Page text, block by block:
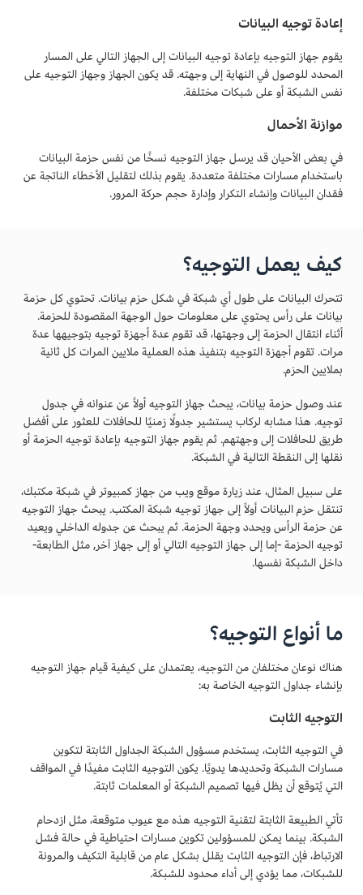
إعادة توجيه البيانات
يقوم جهاز التوجيه بإعادة توجيه البيانات إلى الجهاز التالي على المسار
المحدد للوصول في النهاية إلى وجهته. قد يكون الجهاز وجهاز التوجيه على
نفس الشبكة أو على شبكات مختلفة.
موازنة الأحمال
في بعض الأحيان قد يرسل جهاز التوجيه نسخًا من نفس حزمة البيانات
باستخدام مسارات مختلفة متعددة. يقوم بذلك لتقليل الأخطاء الناتجة عن
فقدان البيانات وإنشاء التكرار وإدارة حجم حركة المرور.
كيف يعمل التوجيه؟
تتحرك البيانات على طول أي شبكة في شكل حزم بيانات. تحتوي كل حزمة
بيانات على رأس يحتوي على معلومات حول الوجهة المقصودة للحزمة.
أثناء انتقال الحزمة إلى وجهتها، قد تقوم عدة أجهزة توجيه بتوجيهها عدة
مرات. تقوم أجهزة التوجيه بتنفيذ هذه العملية ملايين المرات كل ثانية
بملايين الحزم.
عند وصول حزمة بيانات، يبحث جهاز التوجيه أولاً عن عنوانه في جدول
توجيه. هذا مشابه لركاب يستشير جدولًا زمنيًا للحافلات للعثور على أفضل
طريق للحافلات إلى وجهتهم. ثم يقوم جهاز التوجيه بإعادة توجيه الحزمة أو
نقلها إلى النقطة التالية في الشبكة.
على سبيل المثال، عند زيارة موقع ويب من جهاز كمبيوتر في شبكة مكتبك،
تنتقل حزم البيانات أولاً إلى جهاز توجيه شبكة المكتب. يبحث جهاز التوجيه
عن حزمة الرأس ويحدد وجهة الحزمة. ثم يبحث عن جدوله الداخلي ويعيد
توجيه الحزمة -إما إلى جهاز التوجيه التالي أو إلى جهاز آخر, مثل الطابعة-
داخل الشبكة نفسها.
ما أنواع التوجيه؟
هناك نوعان مختلفان من التوجيه، يعتمدان على كيفية قيام جهاز التوجيه
بإنشاء جداول التوجيه الخاصة به:
التوجيه الثابت
في التوجيه الثابت، يستخدم مسؤول الشبكة الجداول الثابتة لتكوين
مسارات الشبكة وتحديدها يدويًا. يكون التوجيه الثابت مفيدًا في المواقف
التي يُتوقع أن يظل فيها تصميم الشبكة أو المعلمات ثابتة.
تأتي الطبيعة الثابتة لتقنية التوجيه هذه مع عيوب متوقعة، مثل ازدحام
الشبكة. بينما يمكن للمسؤولين تكوين مسارات احتياطية في حالة فشل
الارتباط، فإن التوجيه الثابت يقلل بشكل عام من قابلية التكيف والمرونة
للشبكات، مما يؤدي إلى أداء محدود للشبكة.